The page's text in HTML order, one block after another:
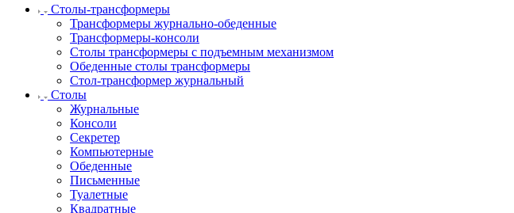
Столы-трансформеры
Трансформеры журнально-обеденные
Трансформеры-консоли
Столы трансформеры с подъемным механизмом
Обеденные столы трансформеры
Стол-трансформер журнальный
Столы
Журнальные
Консоли
Секретер
Компьютерные
Обеденные
Письменные
Туалетные
Квадратные